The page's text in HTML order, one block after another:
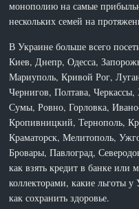
монополию на самые
нескольких семей на
В Украине больше всего
Киев, Днепр, Одесса,
Мариуполь, Кривой Рог,
Чернигов, Полтава,
Сумы, Ровно, Горловка,
Кропивницкий, Тернополь,
Краматорск, Мелитополь,
Бровары, Павлоград,
как взять кредит в банке
коллекторами, какие льготы
как сохранить здоровье.